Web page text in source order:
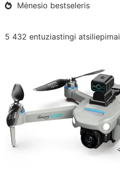
Mėnesio bestseleris
5 432 entuziastingi atsiliepimai